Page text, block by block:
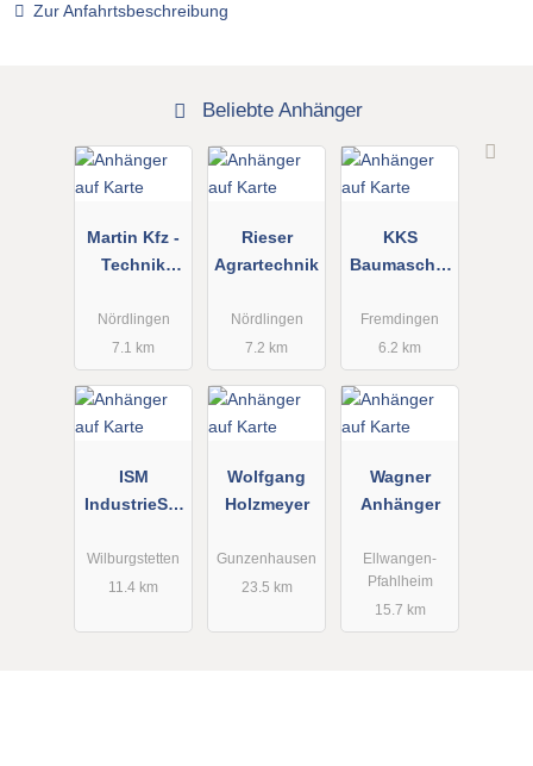
Zur Anfahrtsbeschreibung
Beliebte Anhänger
Martin Kfz -
Technik
Nördlingen
7.1 km
Rieser
Agrartechnik
Nördlingen
7.2 km
KKS
Baumaschin
Fremdingen
6.2 km
ISM
IndustrieSer
GmbH
Wilburgstetten
11.4 km
Wolfgang
Holzmeyer
Gunzenhausen
23.5 km
Wagner
Anhänger
Ellwangen-
Pfahlheim
15.7 km